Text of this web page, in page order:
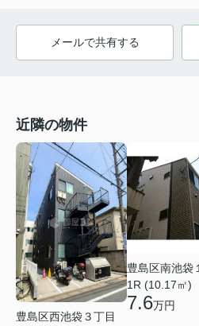
メールで共有する
近隣の物件
豊島区西池袋３丁目
豊島区南池袋
1R (10.17㎡)
7.6万円